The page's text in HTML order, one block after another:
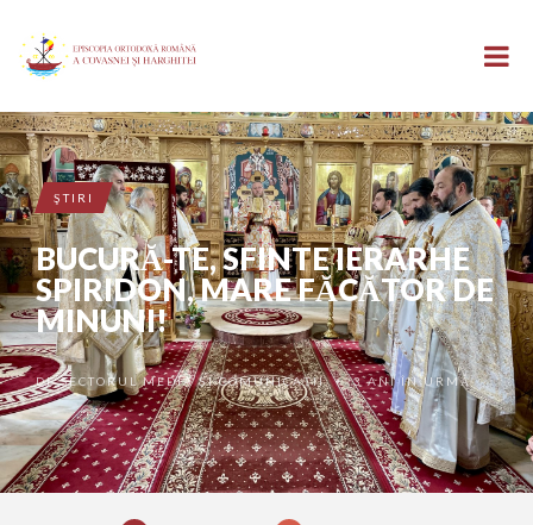
ŞTIRI
BUCURĂ-TE, SFINTE IERARHE
SPIRIDON, MARE FĂCĂTOR DE
MINUNI!
DESECTORUL MEDIA ȘI COMUNICAȚII •3 ANI ÎN URMĂ